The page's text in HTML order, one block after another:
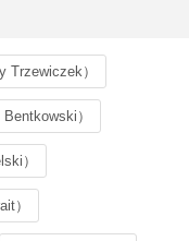
Trzewiczek）
）
）
）